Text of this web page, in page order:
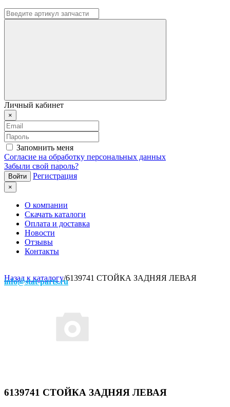
Личный кабинет
×
Запомнить меня
Согласие на обработку персональных данных
Забыли свой пароль?
Регистрация
×
О компании
Скачать каталоги
Оплата и доставка
Новости
Отзывы
Контакты
info@stat-parts.ru
Назад к каталогу/6139741 СТОЙКА ЗАДНЯЯ ЛЕВАЯ
6139741 СТОЙКА ЗАДНЯЯ ЛЕВАЯ